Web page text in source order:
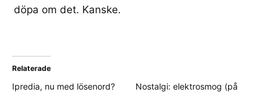
döpa om det. Kanske.
Relaterade
Ipredia, nu med lösenord?
Nostalgi: elektrosmog (på